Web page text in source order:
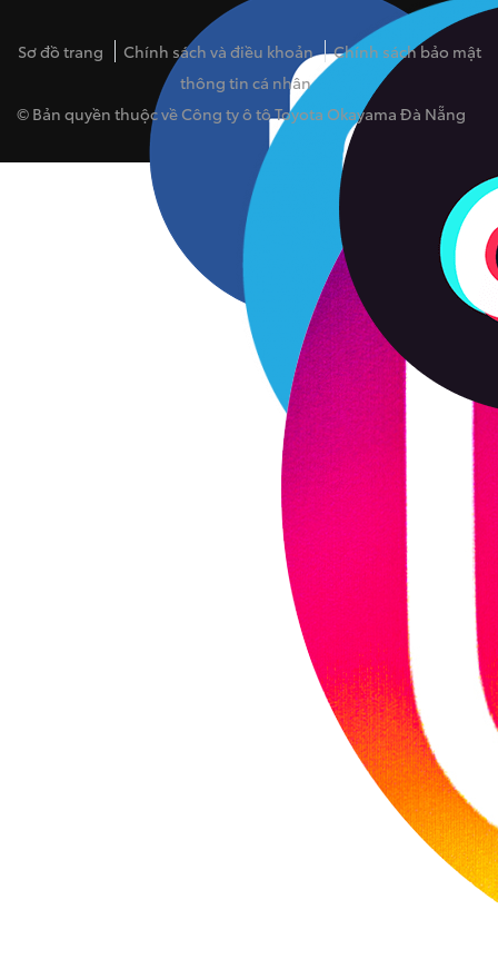
Sơ đồ trang Chính sách và điều khoản
Chính sách bảo mật
thông tin cá nhân
© Bản quyền thuộc về Công ty ô tô Toyota Okayama Đà Nẵng